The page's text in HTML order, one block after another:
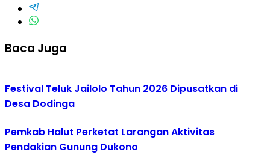
Baca Juga
Festival Teluk Jailolo Tahun 2026 Dipusatkan di
Desa Dodinga
Pemkab Halut Perketat Larangan Aktivitas
Pendakian Gunung Dukono